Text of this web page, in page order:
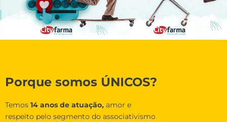
Porque somos ÚNICOS?
Temos 14 anos de atuação, amor e
respeito pelo segmento do associativismo